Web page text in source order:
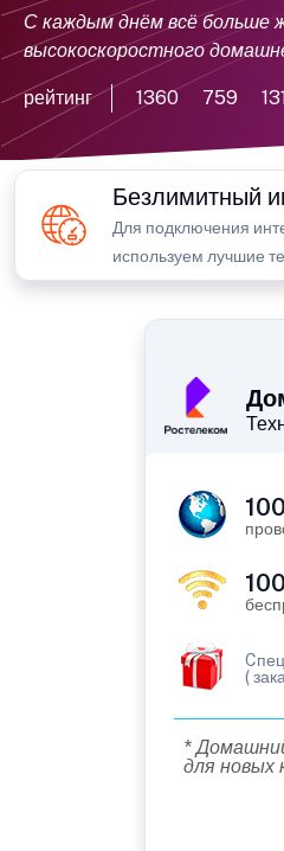
С каждым днём всё больше
высокоскоростного
рейтинг 1360 759
Безлимитный
Для подключения
используем лучшие
100
100
(
*
для новых